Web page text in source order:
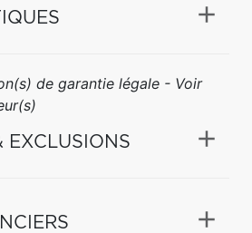
de garantie légale - Voir
EXCLUSIONS